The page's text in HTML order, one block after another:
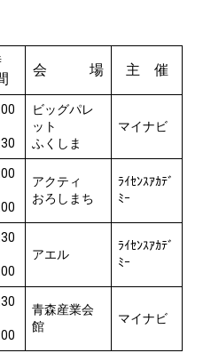
会 場 主 催
ビッグパレ
ット
ふくしま
マイナビ
アクティ
おろしまち
ﾗｲｾﾝｽｱｶﾃﾞ
ﾐｰ
アエル
ﾗｲｾﾝｽｱｶﾃﾞ
ﾐｰ
青森産業会
館
マイナビ